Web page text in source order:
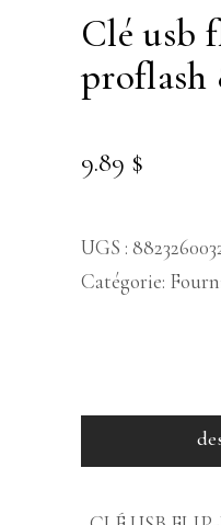
clé usb flip-flash
proflash
9.89 $
UGS :
Catégorie: